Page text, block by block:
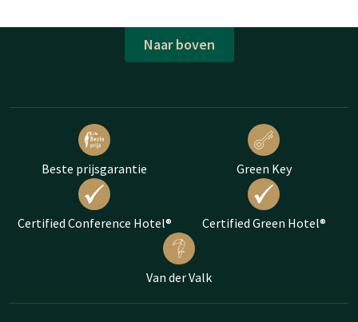
Naar boven
Beste prijsgarantie Green Key
Certified Conference Hotel® Certified Green Hotel®
Van der Valk